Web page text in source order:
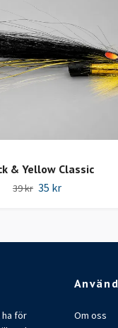
& Yellow Classic
39 kr 35 kr
för
Om oss